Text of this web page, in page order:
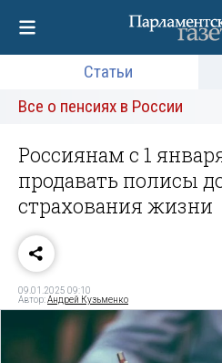
Статьи
Все о пенсиях в России
Россиянам с 1
продавать полисы
страхования жизни
09.01.2025 09:10
Автор:Андрей Кузьменко